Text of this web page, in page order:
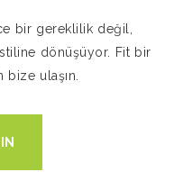
bir gereklilik değil,
dönüşüyor. Fit bir
ulaşın.